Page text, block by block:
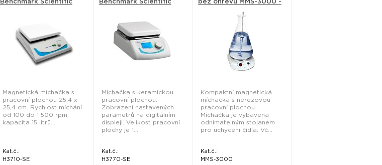
Magnetická míchačka s
pracovní plochou 25,4 x
25,4 cm. Rychlost míchání
od 100 do 1 500 rpm,
kapacita 15 litrů....
Kat.č.:
H3710-SE
Míchačka s keramickou
pracovní plochou.
Zobrazení nastavených
parametrů na digitálním
displeji. Velikost pracovní
plochy je 1...
Kat.č.:
H3770-SE
Kompaktní magnetická
míchačka s nerezovou
pracovní plochou.
Míchačka je vybavena
odnímatelným stojanem
pro uchycení čidla. Vč...
Kat.č.:
MMS-3000